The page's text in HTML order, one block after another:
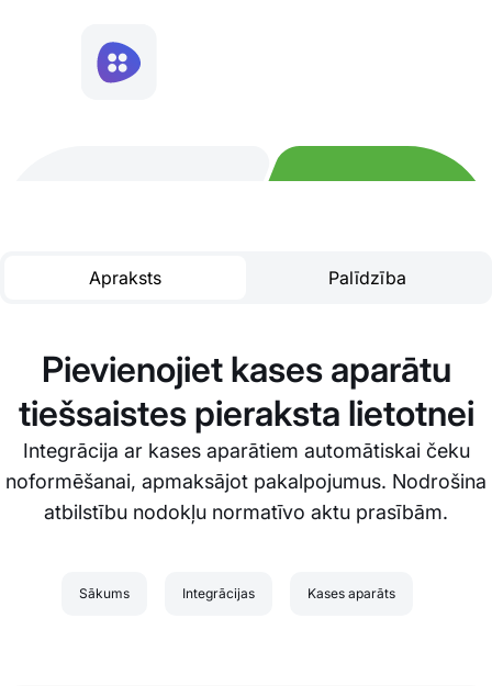
Apraksts Palīdzība
Pievienojiet kases aparātu
tiešsaistes pieraksta lietotnei
Integrācija ar kases aparātiem automātiskai čeku
noformēšanai, apmaksājot pakalpojumus. Nodrošina
atbilstību nodokļu normatīvo aktu prasībām.
Sākums Integrācijas Kases aparāts